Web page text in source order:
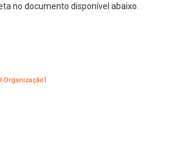
no documento disponível abaixo.
Organização1